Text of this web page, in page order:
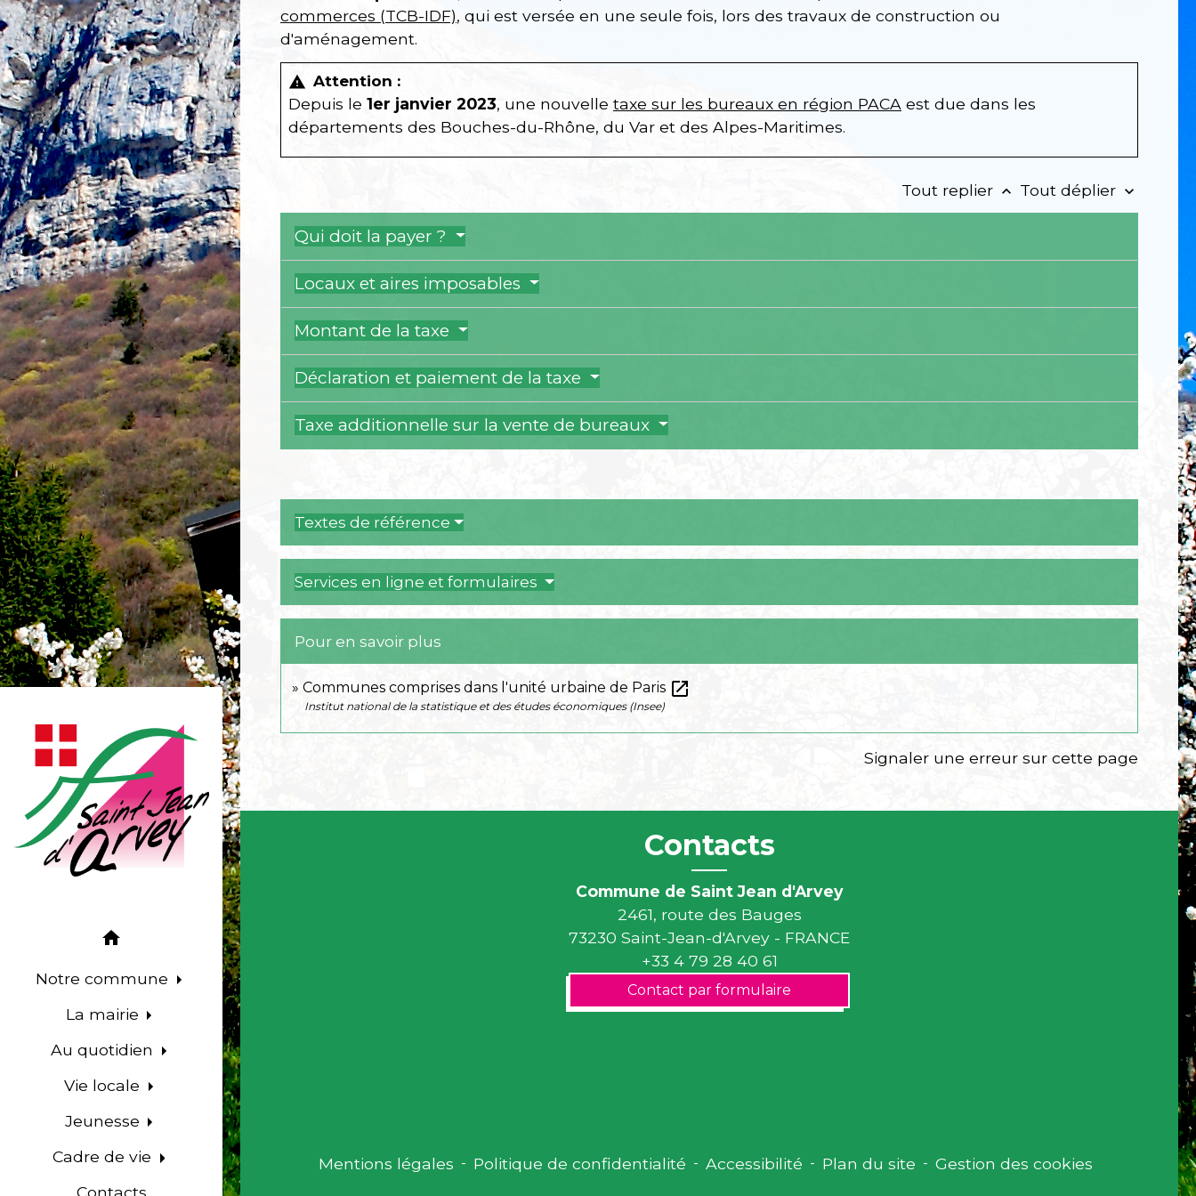
home
Notre commune
La mairie
Au quotidien
Vie locale
Jeunesse
Cadre de vie
Contacts
commerces (TCB-IDF), qui est versée en une seule fois, lors des travaux de construction ou
d'aménagement.
warning Attention :
Depuis le 1er janvier 2023, une nouvelle taxe sur les bureaux en région PACA est due dans les
départements des Bouches-du-Rhône, du Var et des Alpes-Maritimes.
Tout replier keyboard_arrow_up Tout déplier keyboard_arrow_down
Qui doit la payer ?
Locaux et aires imposables
Montant de la taxe
Déclaration et paiement de la taxe
Taxe additionnelle sur la vente de bureaux
Textes de référence
Services en ligne et formulaires
Pour en savoir plus
Communes comprises dans l'unité urbaine de Paris open_in_new
Institut national de la statistique et des études économiques (Insee)
Signaler une erreur sur cette page
Contacts
Commune de Saint Jean d'Arvey
2461, route des Bauges
73230 Saint-Jean-d'Arvey - FRANCE
+33 4 79 28 40 61
Contact par formulaire
Mentions légales - Politique de confidentialité - Accessibilité - Plan du site - Gestion des cookies